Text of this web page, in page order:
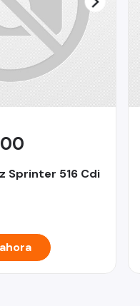
Sprinter 516 Cdi